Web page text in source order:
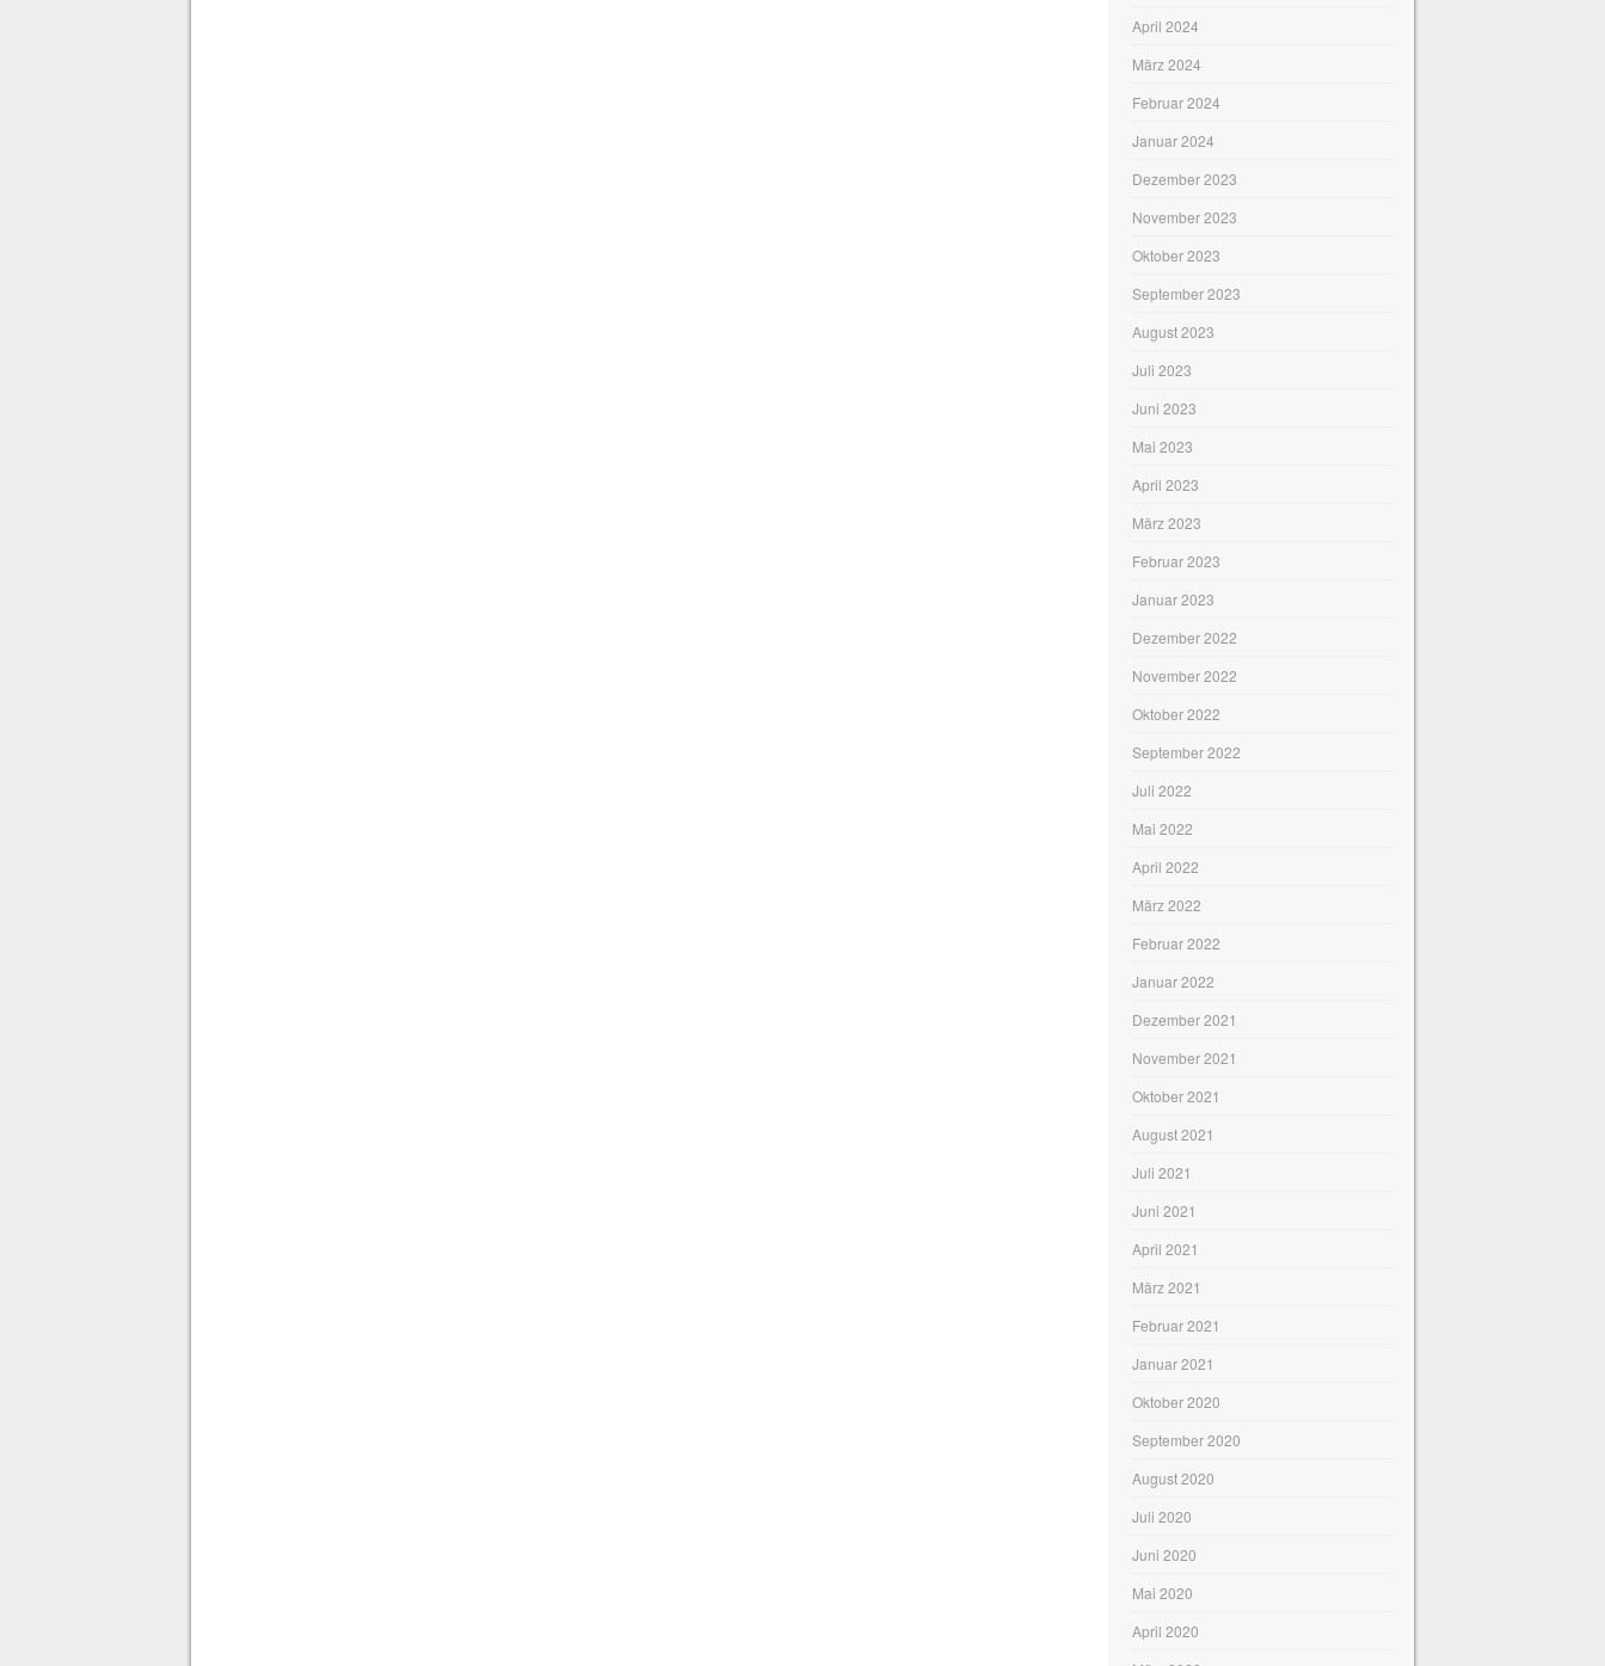
April 2024
März 2024
Februar 2024
Januar 2024
Dezember 2023
November 2023
Oktober 2023
September 2023
August 2023
Juli 2023
Juni 2023
Mai 2023
April 2023
März 2023
Februar 2023
Januar 2023
Dezember 2022
November 2022
Oktober 2022
September 2022
Juli 2022
Mai 2022
April 2022
März 2022
Februar 2022
Januar 2022
Dezember 2021
November 2021
Oktober 2021
August 2021
Juli 2021
Juni 2021
April 2021
März 2021
Februar 2021
Januar 2021
Oktober 2020
September 2020
August 2020
Juli 2020
Juni 2020
Mai 2020
April 2020